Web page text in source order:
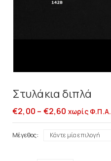
Στυλάκια διπλά
€2,00 – €2,60 χωρίς Φ.Π.Α.
Μέγεθος